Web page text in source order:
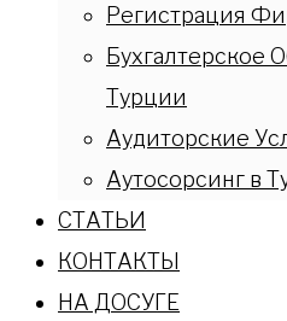
Регистрация
Бухгалтерское
Турции
Аудиторские
Аутосорсинг в
СТАТЬИ
КОНТАКТЫ
НА ДОСУГЕ